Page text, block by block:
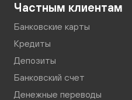
Частным клиентам
Банковские карты
Кредиты
Депозиты
Банковский счет
Денежные переводы